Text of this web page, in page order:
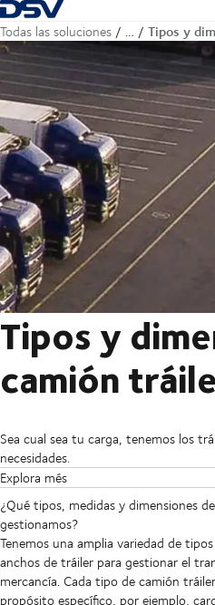
Volver a la página principal
Todas las soluciones … Tipos y
Tipos y
camión
Sea cual sea tu carga, tenemos los
necesidades.
Explora més
¿Qué tipos, medidas y dimensiones
gestionamos?
Tenemos una amplia variedad de
anchos de tráiler para gestionar el
mercancía. Cada tipo de camión
propósito específico, por ejemplo,